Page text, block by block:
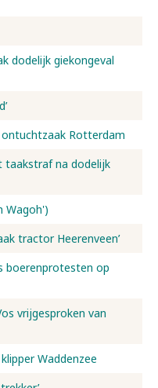
dodelijk giekongeval
Rotterdam
taakstraf na dodelijk
Wagoh')
tractor Heerenveen’
boerenprotesten op
vrijgesproken van
Waddenzee